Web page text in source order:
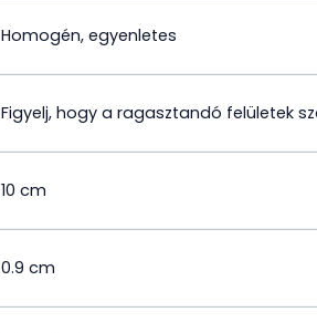
Homogén, egyenletes
Figyelj, hogy a ragasztandó felületek
10 cm
0.9 cm